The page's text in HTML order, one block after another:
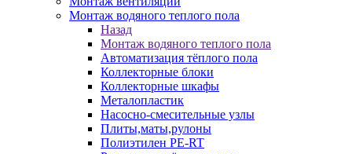
Монтаж водяного теплого пола
Назад
Монтаж водяного теплого пола
Автоматизация тёплого пола
Коллекторные блоки
Коллекторные шкафы
Металопластик
Насосно-смесительные узлы
Плиты,маты,рулоны
Полиэтилен PE-RT